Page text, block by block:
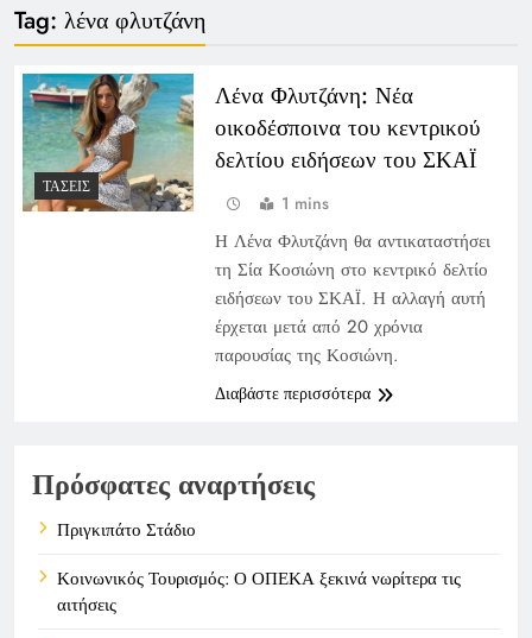
Tag: λένα φλυτζάνη
ΤΆΣΕΙΣ
Λένα Φλυτζάνη: Νέα
οικοδέσποινα του κεντρικού
δελτίου ειδήσεων του ΣΚΑΪ
1 mins
Η Λένα Φλυτζάνη θα αντικαταστήσει
τη Σία Κοσιώνη στο κεντρικό δελτίο
ειδήσεων του ΣΚΑΪ. Η αλλαγή αυτή
έρχεται μετά από 20 χρόνια
παρουσίας της Κοσιώνη.
Διαβάστε περισσότερα
Πρόσφατες αναρτήσεις
Πριγκιπάτο Στάδιο
Κοινωνικός Τουρισμός: Ο ΟΠΕΚΑ ξεκινά νωρίτερα τις
αιτήσεις